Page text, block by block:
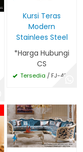
Kursi Teras
Modern
Stainlees Steel
*Harga Hubungi
CS
Tersedia / FJ-435